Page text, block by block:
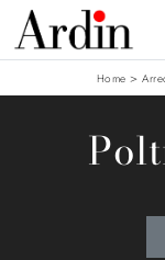
Home >